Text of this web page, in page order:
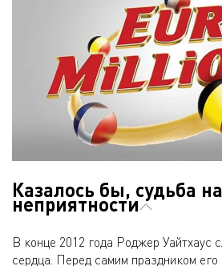
Казалось бы, судьба
неприятности
В конце 2012 года Роджер Уайтхаус
сердца. Перед самим праздником его